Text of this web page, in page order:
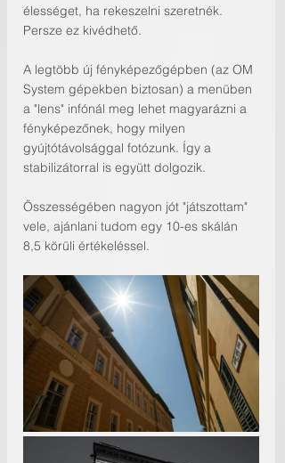
élességet, ha rekeszelni szeretnék.
Persze ez kivédhető.
A legtöbb új fényképezőgépben (az OM
System gépekben biztosan) a menüben
a "lens" infónál meg lehet magyarázni a
fényképezőnek, hogy milyen
gyújtótávolsággal fotózunk. Így a
stabilizátorral is együtt dolgozik.
Összességében nagyon jót "játszottam"
vele, ajánlani tudom egy 10-es skálán
8,5 körüli értékeléssel.